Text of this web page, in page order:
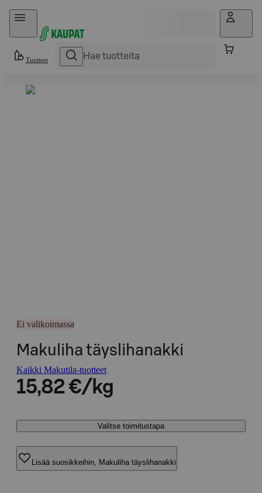
Hyppää sisältöön
Tuotteet
Ei valikoimassa
Makuliha täyslihanakki
Kaikki Makutila-tuotteet
15,82 €/kg
Valitse toimitustapa
Lisää suosikkeihin, Makuliha täyslihanakki